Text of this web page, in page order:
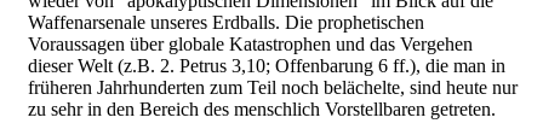
Waffenarsenale unseres Erdballs. Die prophetischen
Voraussagen über globale Katastrophen und das Vergehen
dieser Welt (z.B. 2. Petrus 3,10; Offenbarung 6 ff.), die man in
früheren Jahrhunderten zum Teil noch belächelte, sind heute nur
zu sehr in den Bereich des menschlich Vorstellbaren getreten.